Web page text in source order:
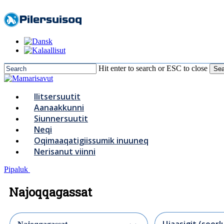
main
content
Hit enter to search or ESC to close
Close
Menu
Ilitsersuutit
Aanaakkunni
Siunnersuutit
Neqi
Oqimaaqatigiissumik inuuneq
Nerisanut viinni
Pipaluk
Najoqqagassat